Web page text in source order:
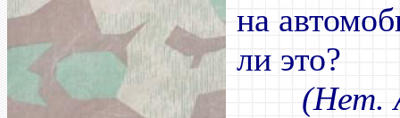
на
ли это?
(Нет.